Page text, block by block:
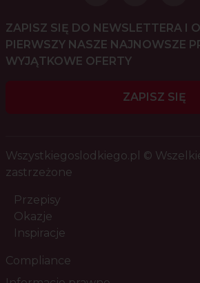
ZAPISZ SIĘ DO NEWSLETTERA I
PIERWSZY NASZE NAJNOWSZE
WYJĄTKOWE OFERTY
ZAPISZ SIĘ
Wszystkiegoslodkiego.pl ©
zastrzeżone
Przepisy
Okazje
Inspiracje
Compliance